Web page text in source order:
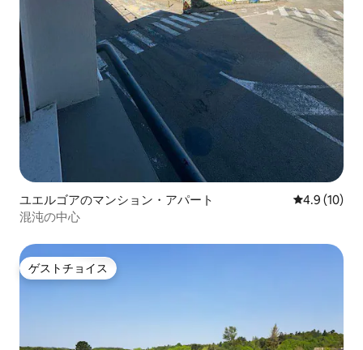
ユエルゴアのマンション・アパート レビュー10
4.9 (10)
混沌の中心
ゲストチョイス
ゲストチョイス